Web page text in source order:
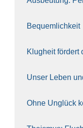
Bequem­lich­keit
Klug­heit för­dert
Unser Leben
Ohne Unglück